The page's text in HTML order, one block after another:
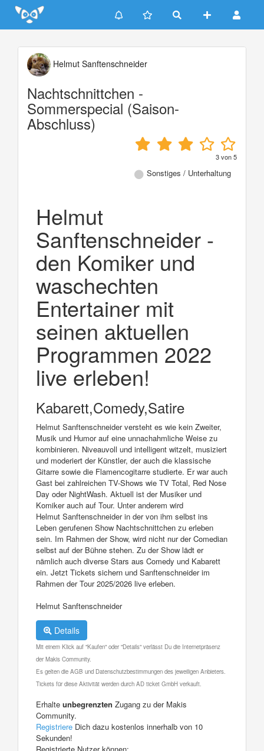
Update cookies preferences
Helmut Sanftenschneider
Nachtschnittchen -
Sommerspecial (Saison-
Abschluss)
3von5
Sonstiges / Unterhaltung
Helmut
Sanftenschneider -
den Komiker und
waschechten
Entertainer mit
seinen aktuellen
Programmen 2022
live erleben!
Kabarett,Comedy,Satire
Helmut Sanftenschneider versteht es wie kein Zweiter,
Musik und Humor auf eine unnachahmliche Weise zu
kombinieren. Niveauvoll und intelligent witzelt, musiziert
und moderiert der Künstler, der auch die klassische
Gitarre sowie die Flamencogitarre studierte. Er war auch
Gast bei zahlreichen TV-Shows wie TV Total, Red Nose
Day oder NightWash. Aktuell ist der Musiker und
Komiker auch auf Tour. Unter anderem wird
Helmut Sanftenschneider in der von ihm selbst ins
Leben gerufenen Show Nachtschnittchen zu erleben
sein. Im Rahmen der Show, wird nicht nur der Comedian
selbst auf der Bühne stehen. Zu der Show lädt er
nämlich auch diverse Stars aus Comedy und Kabarett
ein. Jetzt Tickets sichern und Sanftenschneider im
Rahmen der Tour 2025/2026 live erleben.
Helmut Sanftenschneider
Details
Mit einem Klick auf "Kaufen" oder "Details" verlässt Du die Internetpräsenz
der Makis Community.
Es gelten die AGB und Datenschutzbestimmungen des jeweiligen Anbieters.
Tickets für diese Aktivität werden durch AD ticket GmbH verkauft.
Erhalte unbegrenzten Zugang zu der Makis
Community.
Registriere Dich dazu kostenlos innerhalb von 10
Sekunden!
Registrierte Nutzer können: